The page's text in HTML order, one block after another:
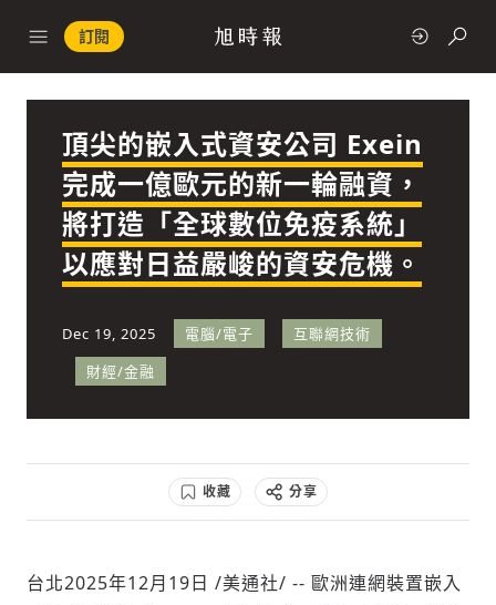
訂閱
快速連結
政治
經濟
社會
頂尖的嵌入式資安公司 Exein
完成一億歐元的新一輪融資，
將打造「全球數位免疫系統」
以應對日益嚴峻的資安危機。
Dec 19, 2025 電腦/電子
互聯網技術
財經/金融
收藏 分享
台北2025年12月19日 /美通社/ -- 歐洲連網裝置嵌入